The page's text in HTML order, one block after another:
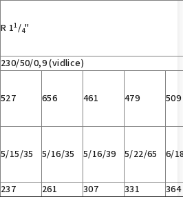
R 11/4"
230/50/0,9 (vidlice)
527 656 461 479 509
5/15/35 5/16/35 5/16/39 5/22/65 6/
237 261 307 331 364